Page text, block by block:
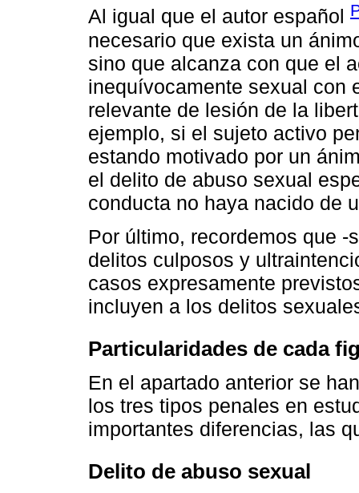
Al igual que el autor español
necesario que exista un
sino que alcanza con que el
inequívocamente sexual con
relevante de lesión de la
ejemplo, si el sujeto activo
estando motivado por un
el delito de abuso sexual
conducta no haya nacido de
Por último, recordemos que
delitos culposos y
casos expresamente
incluyen a los delitos
Particularidades de cada
En el apartado anterior se
los tres tipos penales en
importantes diferencias, las
Delito de abuso sexual